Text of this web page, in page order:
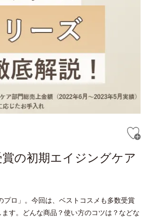
の初期エイジングケア
ロ」。今回は、ベストコスメも多数受賞
す。どんな商品？使い方のコツは？などな